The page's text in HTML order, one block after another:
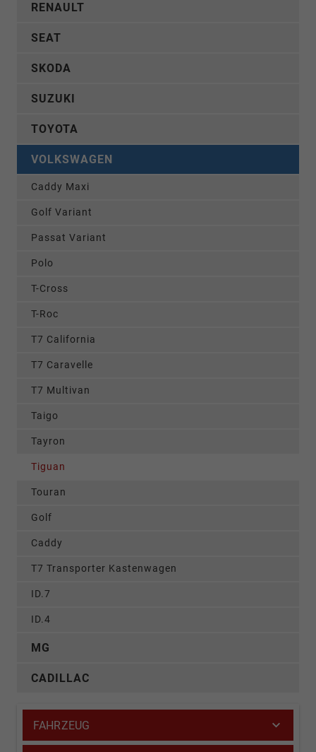
RENAULT
SEAT
SKODA
SUZUKI
TOYOTA
VOLKSWAGEN
Caddy Maxi
Golf Variant
Passat Variant
Polo
T-Cross
T-Roc
T7 California
T7 Caravelle
T7 Multivan
Taigo
Tayron
Tiguan
Touran
Golf
Caddy
T7 Transporter Kastenwagen
ID.7
ID.4
MG
CADILLAC
FAHRZEUG